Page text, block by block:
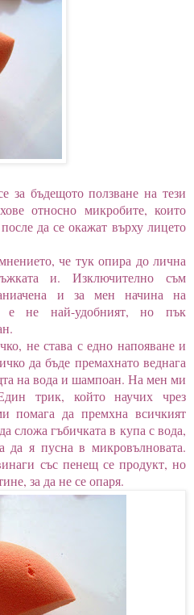
за бъдещото ползване на тези
относно микробите, които
да се окажат върху лицето
че тук опира до лична
и. Изключително съм
и за мен начина на
е не най-удобният, но пък
не става с едно напояване и
да бъде премахнато веднага
на вода и шампоан. На мен ми
трик, който научих чрез
помага да премхна всичкият
сложа гъбичката в купа с вода,
да я пусна в микровълновата.
със пенещ се продукт, но
за да не се опаря.